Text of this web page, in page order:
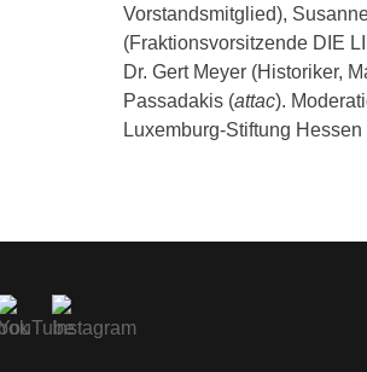
Vorstandsmitglied),
(Fraktionsvorsitzende DIE
Dr. Gert Meyer (Historiker,
Passadakis (attac).
Luxemburg-Stiftung